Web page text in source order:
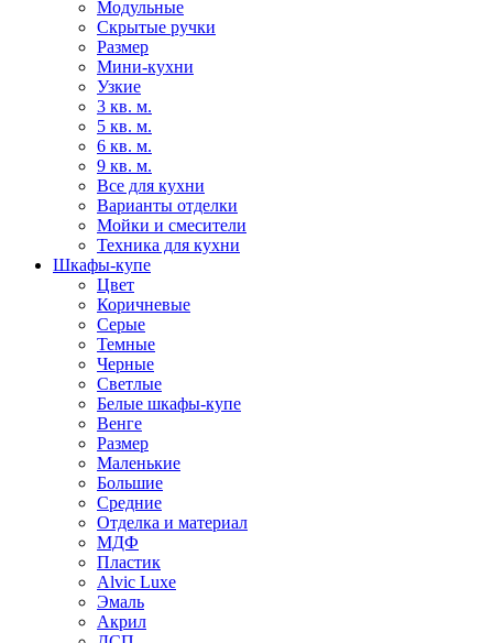
Модульные
Скрытые ручки
Размер
Мини-кухни
Узкие
3 кв. м.
5 кв. м.
6 кв. м.
9 кв. м.
Все для кухни
Варианты отделки
Мойки и смесители
Техника для кухни
Шкафы-купе
Цвет
Коричневые
Серые
Темные
Черные
Светлые
Белые шкафы-купе
Венге
Размер
Маленькие
Большие
Средние
Отделка и материал
МДФ
Пластик
Alvic Luxe
Эмаль
Акрил